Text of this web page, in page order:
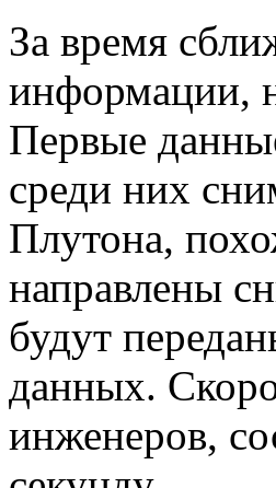
За время
информации,
Первые
среди них
Плутона,
направлены
будут
данных.
инженеров,